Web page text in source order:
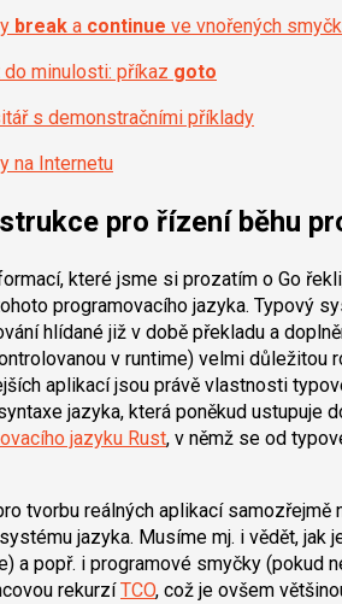
break a continue ve vnořených
do minulosti: příkaz goto
s demonstračními příklady
na Internetu
pro řízení běhu
které jsme si prozatím o Go
programovacího jazyka. Typový
hlídané již v době překladu a
v runtime) velmi důležitou
aplikací jsou právě vlastnosti
jazyka, která poněkud ustupuje
jazyku Rust, v němž se od
tvorbu reálných aplikací
jazyka. Musíme mj. i vědět, jak
a popř. i programové smyčky (pokud
rekurzíTCO, což je ovšem